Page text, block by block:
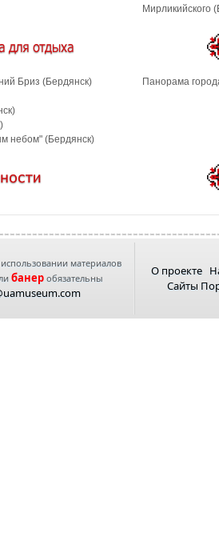
Мирликийского
Бриз (Бердянск)
небом" (Бердянск)
Панорама
материалов
банеробязательны
О проекте
Сайты